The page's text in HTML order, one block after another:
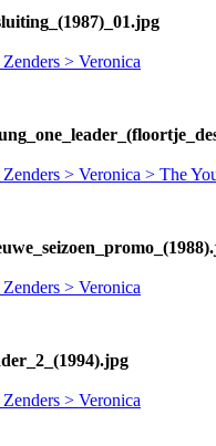
> Veronica
> Veronica > The
> Veronica
> Veronica